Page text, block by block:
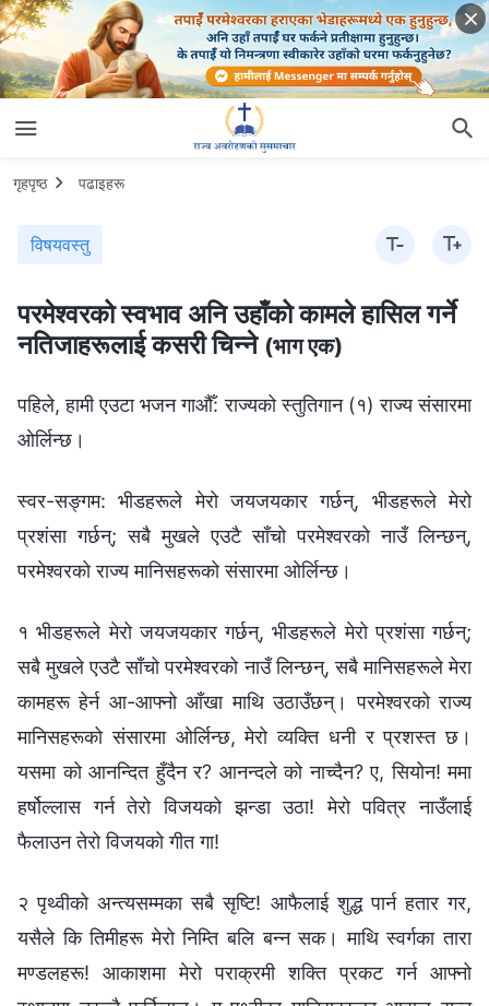
गृहपृष्ठ पढाइहरू
विषयवस्तु
परमेश्‍वरको स्वभाव अनि उहाँको कामले हासिल गर्ने
नतिजाहरूलाई कसरी चिन्ने (भाग एक)
पहिले, हामी एउटा भजन गाऔँ: राज्यको स्तुतिगान (१) राज्य संसारमा
ओर्लिन्छ।
स्वर-सङ्गम: भीडहरूले मेरो जयजयकार गर्छन्, भीडहरूले मेरो
प्रशंसा गर्छन्; सबै मुखले एउटै साँचो परमेश्‍वरको नाउँ लिन्छन्,
परमेश्‍वरको राज्य मानिसहरूको संसारमा ओर्लिन्छ।
१ भीडहरूले मेरो जयजयकार गर्छन्, भीडहरूले मेरो प्रशंसा गर्छन्;
सबै मुखले एउटै साँचो परमेश्‍वरको नाउँ लिन्छन्, सबै मानिसहरूले मेरा
कामहरू हेर्न आ-आफ्नो आँखा माथि उठाउँछन्। परमेश्‍वरको राज्य
मानिसहरूको संसारमा ओर्लिन्छ, मेरो व्यक्ति धनी र प्रशस्त छ।
यसमा को आनन्दित हुँदैन र? आनन्दले को नाच्दैन? ए, सियोन! ममा
हर्षोल्‍लास गर्न तेरो विजयको झन्डा उठा! मेरो पवित्र नाउँलाई
फैलाउन तेरो विजयको गीत गा!
२ पृथ्वीको अन्त्यसम्‍मका सबै सृष्टि! आफैलाई शुद्ध पार्न हतार गर,
यसैले कि तिमीहरू मेरो निम्ति बलि बन्न सक। माथि स्वर्गका तारा
मण्डलहरू! आकाशमा मेरो पराक्रमी शक्ति प्रकट गर्न आफ्‍नो